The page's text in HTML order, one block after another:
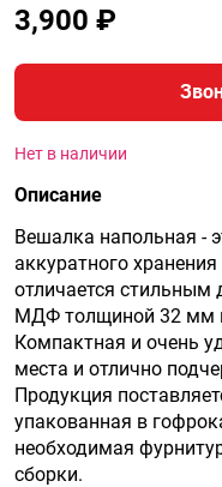
3,900 ₽
Нет в наличии
Описание
Вешалка напольная -
аккуратного
отличается стильным
МДФ толщиной 32 мм
Компактная и очень
места и отлично
Продукция
упакованная в
необходимая
сборки.